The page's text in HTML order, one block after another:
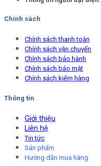
Chính sách
Chính sách thanh toán
Chính sách vận chuyển
Chính sách bảo hành
Chính sách bảo mật
Chính sách kiểm hàng
Thông tin
Giới thiệu
Liên hệ
Tin tức
Sản phẩm
Hướng dẫn mua hàng